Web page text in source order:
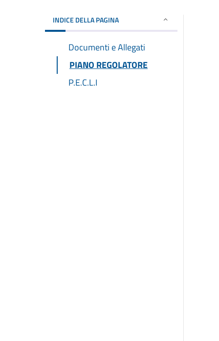
INDICE DELLA PAGINA
Documenti e Allegati
PIANO REGOLATORE
P.E.C.L.I